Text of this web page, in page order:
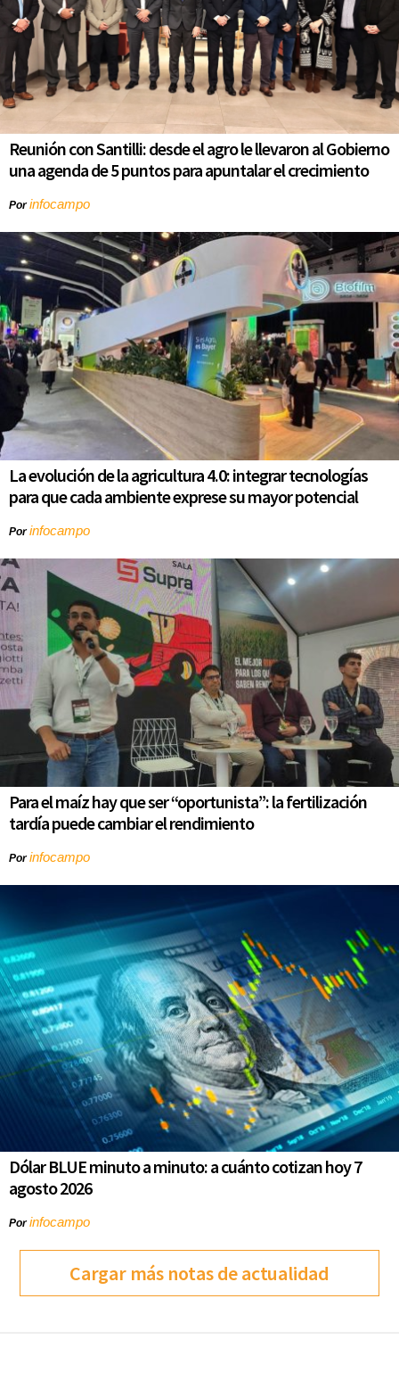
Reunión con Santilli: desde el agro le llevaron al Gobierno
una agenda de 5 puntos para apuntalar el crecimiento
Porinfocampo
La evolución de la agricultura 4.0: integrar tecnologías
para que cada ambiente exprese su mayor potencial
Porinfocampo
Para el maíz hay que ser “oportunista”: la fertilización
tardía puede cambiar el rendimiento
Porinfocampo
Dólar BLUE minuto a minuto: a cuánto cotizan hoy 7
agosto 2026
Porinfocampo
Cargar más notas de actualidad